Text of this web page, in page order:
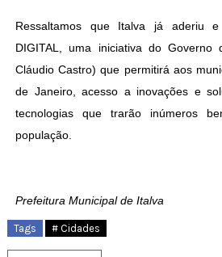
Ressaltamos que Italva já aderiu
DIGITAL, uma iniciativa do Governo
Cláudio Castro) que permitirá aos
de Janeiro, acesso a inovações e
tecnologias que trarão inúmeros
população.
Prefeitura Municipal de Italva
Tags # Cidades